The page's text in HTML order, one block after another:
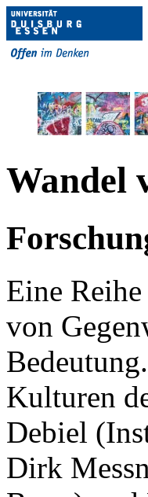
Wandel
Eine
von
Kulturen
Debiel
Dirk